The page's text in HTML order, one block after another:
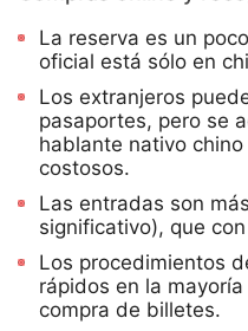
La reserva es un
oficial está sólo en
Los extranjeros
pasaportes, pero se
hablante nativo
costosos.
Las entradas son
significativo), que
Los procedimientos
rápidos en la
compra de billetes.